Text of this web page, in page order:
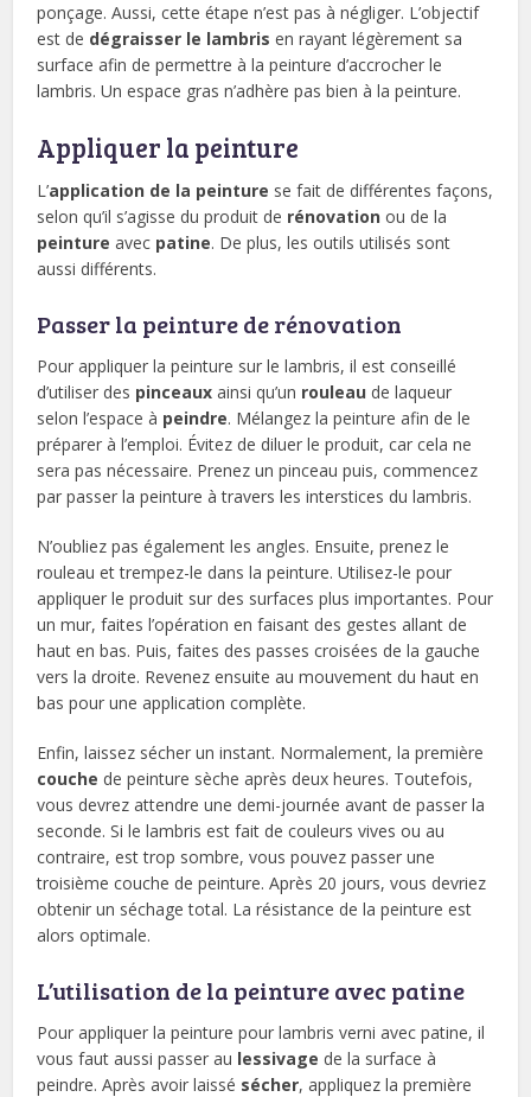
ponçage. Aussi, cette étape n’est pas à négliger. L’objectif
est de dégraisser le lambris en rayant légèrement sa
surface afin de permettre à la peinture d’accrocher le
lambris. Un espace gras n’adhère pas bien à la peinture.
Appliquer la peinture
L’application de la peinture se fait de différentes façons,
selon qu’il s’agisse du produit de rénovation ou de la
peinture avec patine. De plus, les outils utilisés sont
aussi différents.
Passer la peinture de rénovation
Pour appliquer la peinture sur le lambris, il est conseillé
d’utiliser des pinceaux ainsi qu’un rouleau de laqueur
selon l’espace à peindre. Mélangez la peinture afin de le
préparer à l’emploi. Évitez de diluer le produit, car cela ne
sera pas nécessaire. Prenez un pinceau puis, commencez
par passer la peinture à travers les interstices du lambris.
N’oubliez pas également les angles. Ensuite, prenez le
rouleau et trempez-le dans la peinture. Utilisez-le pour
appliquer le produit sur des surfaces plus importantes. Pour
un mur, faites l’opération en faisant des gestes allant de
haut en bas. Puis, faites des passes croisées de la gauche
vers la droite. Revenez ensuite au mouvement du haut en
bas pour une application complète.
Enfin, laissez sécher un instant. Normalement, la première
couche de peinture sèche après deux heures. Toutefois,
vous devrez attendre une demi-journée avant de passer la
seconde. Si le lambris est fait de couleurs vives ou au
contraire, est trop sombre, vous pouvez passer une
troisième couche de peinture. Après 20 jours, vous devriez
obtenir un séchage total. La résistance de la peinture est
alors optimale.
L’utilisation de la peinture avec patine
Pour appliquer la peinture pour lambris verni avec patine, il
vous faut aussi passer au lessivage de la surface à
peindre. Après avoir laissé sécher, appliquez la première